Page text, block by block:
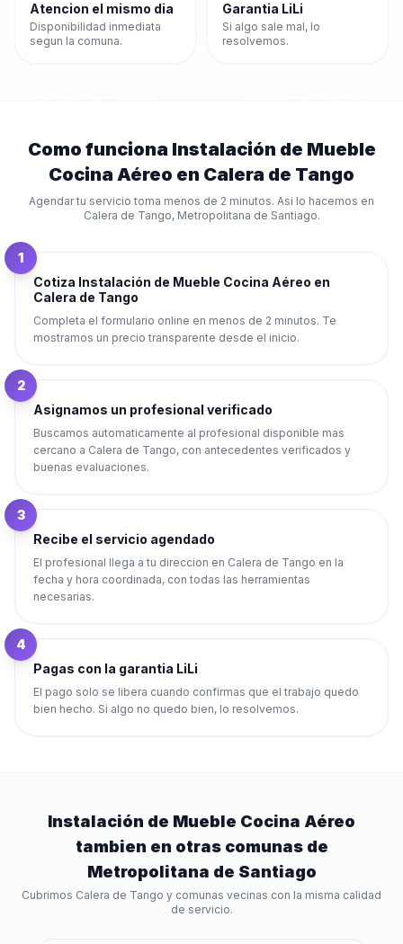
Atencion el mismo dia
Disponibilidad inmediata
segun la comuna.
Garantia LiLi
Si algo sale mal, lo
resolvemos.
Como funciona Instalación de Mueble
Cocina Aéreo en Calera de Tango
Agendar tu servicio toma menos de 2 minutos. Asi lo hacemos en
Calera de Tango, Metropolitana de Santiago.
1
Cotiza Instalación de Mueble Cocina Aéreo en
Calera de Tango
Completa el formulario online en menos de 2 minutos. Te
mostramos un precio transparente desde el inicio.
2
Asignamos un profesional verificado
Buscamos automaticamente al profesional disponible mas
cercano a Calera de Tango, con antecedentes verificados y
buenas evaluaciones.
3
Recibe el servicio agendado
El profesional llega a tu direccion en Calera de Tango en la
fecha y hora coordinada, con todas las herramientas
necesarias.
4
Pagas con la garantia LiLi
El pago solo se libera cuando confirmas que el trabajo quedo
bien hecho. Si algo no quedo bien, lo resolvemos.
Instalación de Mueble Cocina Aéreo
tambien en otras comunas de
Metropolitana de Santiago
Cubrimos Calera de Tango y comunas vecinas con la misma calidad
de servicio.